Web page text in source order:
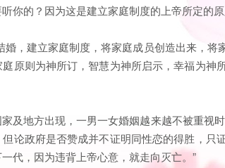
你的？因为这是建立家庭制度的上帝所定的
婚，建立家庭制度，将家庭成员创造出来，
原则为神所订，智慧为神所启示，幸福为
及地方出现，一男一女婚姻越来越不被重视
论政府是否赞成并不证明同性恋的得胜，
代，因为违背上帝心意，就走向灭亡。”